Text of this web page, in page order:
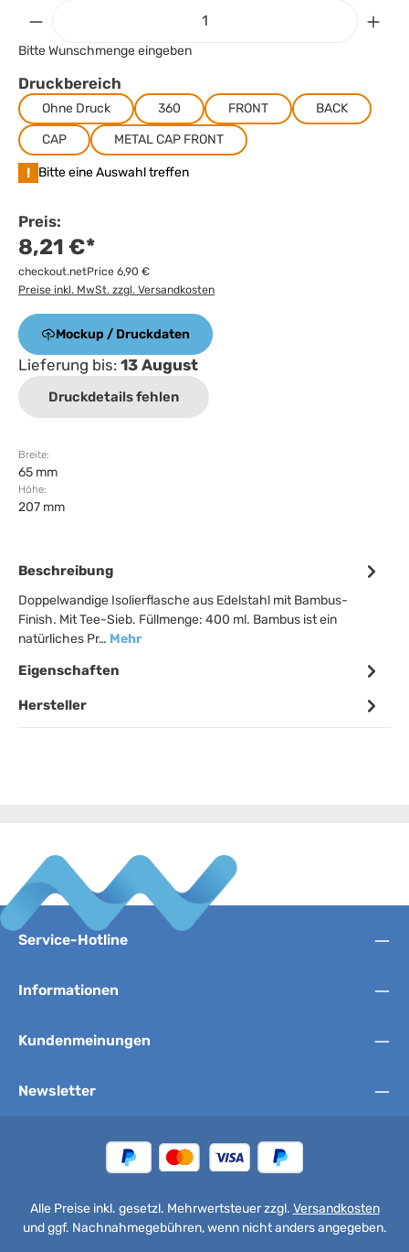
Bitte Wunschmenge eingeben
Druckbereich
Ohne Druck 360 FRONT
BACK
CAP
METAL CAP FRONT
! Bitte eine Auswahl treffen
Preis:
8,21 €*
checkout.netPrice 6,90 €
Preise inkl. MwSt. zzgl. Versandkosten
Mockup / Druckdaten
Lieferung bis: 13 August
Druckdetails fehlen
Breite:
65 mm
Höhe:
207 mm
Beschreibung
Doppelwandige Isolierflasche aus Edelstahl mit Bambus-
Finish. Mit Tee-Sieb. Füllmenge: 400 ml. Bambus ist ein
natürliches Pr… Mehr
Eigenschaften
Hersteller
Service-Hotline
Informationen
Kundenmeinungen
Newsletter
Alle Preise inkl. gesetzl. Mehrwertsteuer zzgl. Versandkosten
und ggf. Nachnahmegebühren, wenn nicht anders angegeben.